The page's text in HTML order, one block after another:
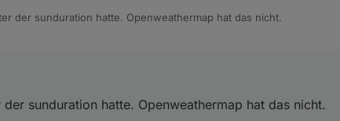
der sunduration hatte. Openweathermap hat das nicht.
sunduration hatte. Openweathermap hat das nicht.